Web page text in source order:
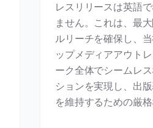
レスリリースは英語
ません。これは、最
ルリーチを確保し、
ップメディアアウト
ーク全体でシームレ
ションを実現し、出
を維持するための厳格